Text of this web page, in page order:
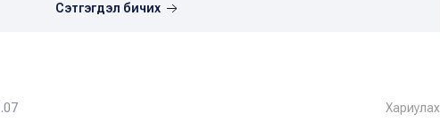
Сэтгэгдэл бичих
Хариулах